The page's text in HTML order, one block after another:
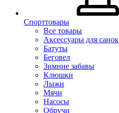
Спорттовары
Все товары
Аксессуары для санок
Батуты
Беговел
Зимние забавы
Клюшки
Лыжи
Мячи
Насосы
Обручи